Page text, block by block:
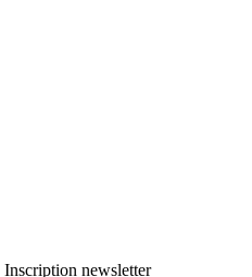
Inscription newsletter